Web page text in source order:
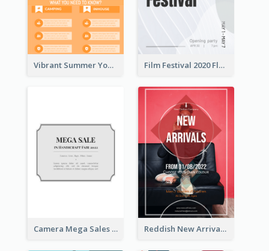
Vibrant Summer Youth Flyer Design Templates Film Festival 2020 Flyer
Camera Mega Sales Flyer Reddish New Arrivals Flyer